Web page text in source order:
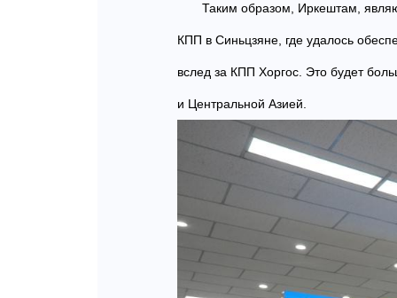
Таким образом, Иркештам,
КПП в Синьцзяне, где удалось
вслед за КПП Хоргос. Это будет
и Центральной Азией.